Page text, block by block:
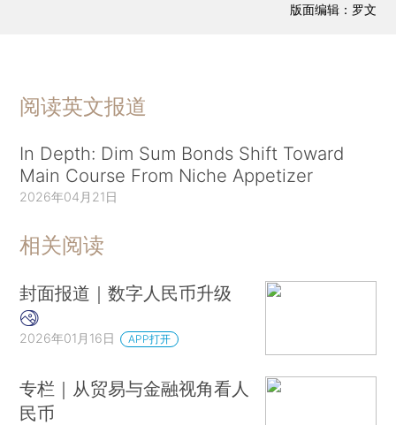
版面编辑：罗文
阅读英文报道
In Depth: Dim Sum Bonds Shift Toward
Main Course From Niche Appetizer
2026年04月21日
相关阅读
封面报道｜数字人民币升级
2026年01月16日 APP打开
专栏｜从贸易与金融视角看人
民币